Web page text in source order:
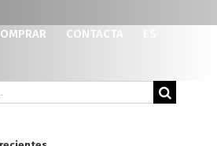
CONTACTA